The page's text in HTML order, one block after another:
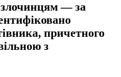
— за
причетного
з